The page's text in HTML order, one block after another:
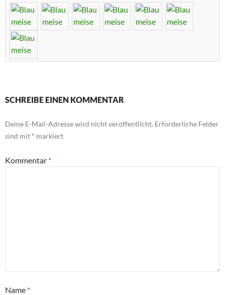
SCHREIBE EINEN KOMMENTAR
Deine E-Mail-Adresse wird nicht veröffentlicht. Erforderliche Felder
sind mit * markiert
Kommentar *
Name *